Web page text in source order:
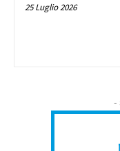
25 Luglio 2026
-